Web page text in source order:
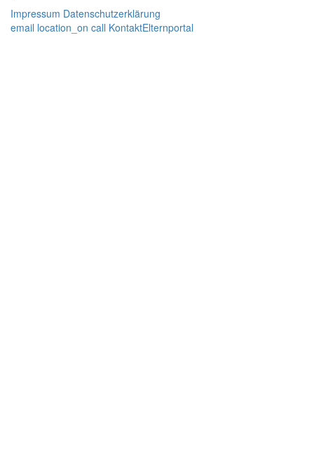
Impressum Datenschutzerklärung
email location_on call KontaktElternportal